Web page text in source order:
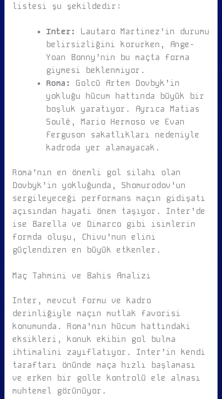
listesi şu şekildedir:
Inter:
Lautaro Martinez’in durumu
belirsizliğini korurken, Ange-
Yoan Bonny’nin bu maçta forma
giymesi beklenmiyor.
Roma:
Golcü Artem Dovbyk’in
yokluğu hücum hattında büyük bir
boşluk yaratıyor. Ayrıca Matias
Soulé, Mario Hermoso ve Evan
Ferguson sakatlıkları nedeniyle
kadroda yer alamayacak.
Roma’nın en önemli gol silahı olan
Dovbyk’in yokluğunda, Shomurodov’un
sergileyeceği performans maçın gidişatı
açısından hayati önem taşıyor. Inter’de
ise Barella ve Dimarco gibi isimlerin
formda oluşu, Chivu’nun elini
güçlendiren en büyük etkenler.
Maç Tahmini ve Bahis Analizi
Inter, mevcut formu ve kadro
derinliğiyle maçın mutlak favorisi
konumunda. Roma’nın hücum hattındaki
eksikleri, konuk ekibin gol bulma
ihtimalini zayıflatıyor. Inter’in kendi
taraftarı önünde maça hızlı başlaması
ve erken bir golle kontrolü ele alması
muhtemel görünüyor.